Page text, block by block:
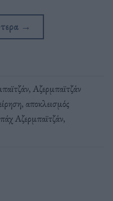
→
,Αζερμπαϊτζάν
,αποκλεισμός
Αζερμπαϊτζάν,